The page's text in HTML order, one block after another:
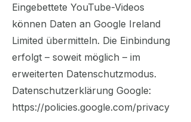
Eingebettete YouTube-Videos
können Daten an Google Ireland
Limited übermitteln. Die Einbindung
erfolgt – soweit möglich – im
erweiterten Datenschutzmodus.
Datenschutzerklärung Google:
https://policies.google.com/privacy